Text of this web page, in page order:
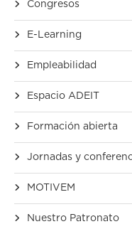
Congresos
E-Learning
Empleabilidad
Espacio ADEIT
Formación abierta
Jornadas y
MOTIVEM
Nuestro Patronato